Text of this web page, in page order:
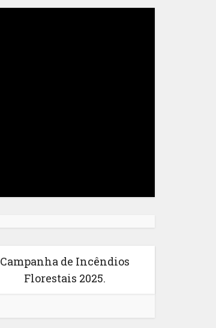
Campanha de Incêndios
Florestais 2025.